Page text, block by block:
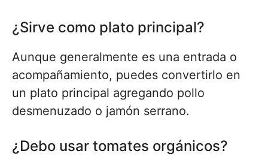
¿Sirve como plato principal?
Aunque generalmente es una entrada o
acompañamiento, puedes convertirlo en
un plato principal agregando pollo
desmenuzado o jamón serrano.
¿Debo usar tomates orgánicos?